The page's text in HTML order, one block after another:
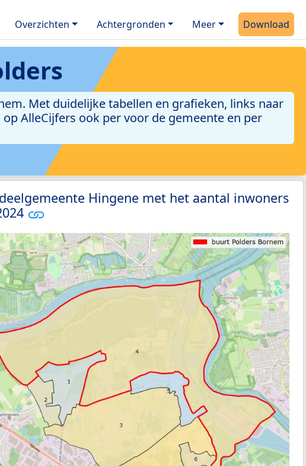
Overzichten Achtergronden Meer Download
Met duidelijke tabellen en grafieken, links naar
AlleCijfers ook per voor de gemeente en per
Hingene met het aantal inwoners